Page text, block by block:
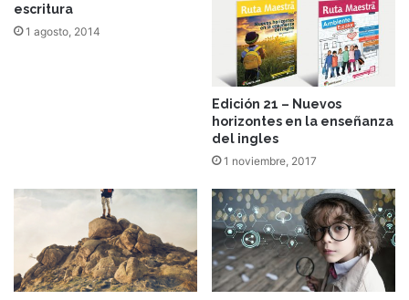
escritura
1 agosto, 2014
Edición 21 – Nuevos
horizontes en la enseñanza
del ingles
1 noviembre, 2017